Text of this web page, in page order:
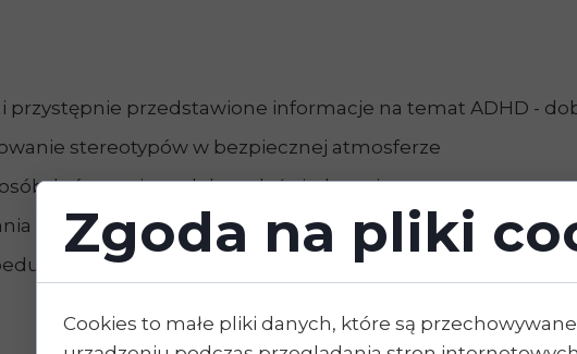
przystępnie przedstawione informacje na temat ADHD -
stereotypów w bezpiecznej atmosferze
które mają podobne doświadczenia
i przećwiczenia technik i sposobów radzenia sobie w
Zgoda na pliki
Cookies to małe pliki danych, które są